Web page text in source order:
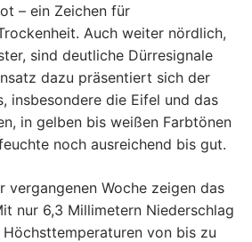
– ein Zeichen für
Auch weiter nördlich,
sind deutliche Dürresignale
dazu präsentiert sich der
insbesondere die Eifel und das
in gelben bis weißen Farbtönen
noch ausreichend bis gut.
vergangenen Woche zeigen das
nur 6,3 Millimetern Niederschlag
Höchsttemperaturen von bis zu